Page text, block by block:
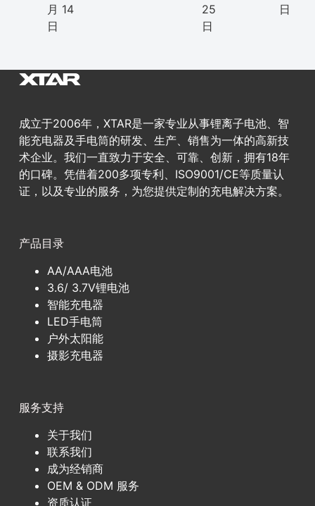
月 14
日
25
日
日
成立于2006年，XTAR是一家专业从事锂离子电池、智
能充电器及手电筒的研发、生产、销售为一体的高新技
术企业。我们一直致力于安全、可靠、创新，拥有18年
的口碑。凭借着200多项专利、ISO9001/CE等质量认
证，以及专业的服务，为您提供定制的充电解决方案。
产品目录
AA/AAA电池
3.6/ 3.7V锂电池
智能充电器
LED手电筒
户外太阳能
摄影充电器
服务支持
关于我们
联系我们
成为经销商
OEM & ODM 服务
资质认证